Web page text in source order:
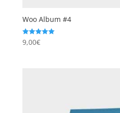
Woo Album #4
Note
5.00
9,00€